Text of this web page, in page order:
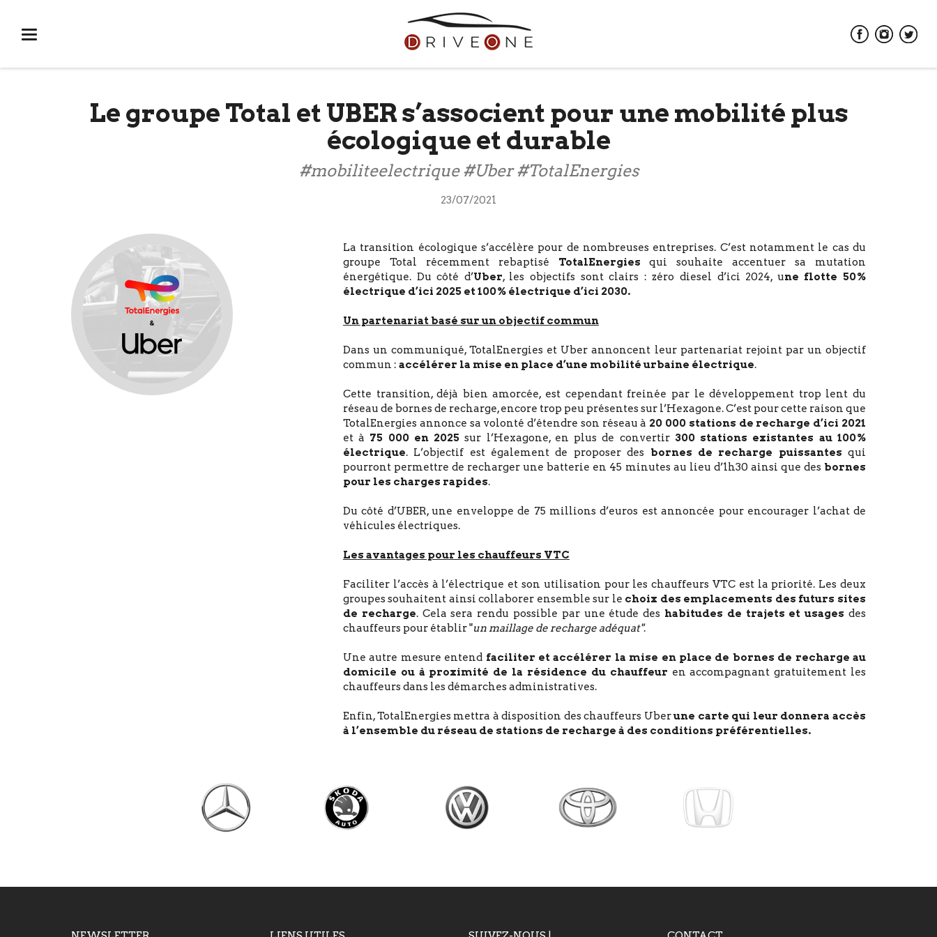
Ouvrir
Le groupe Total et UBER s’associent pour une mobilité plus
écologique et durable
#mobiliteelectrique #Uber #TotalEnergies
23/07/2021
La transition écologique s’accélère pour de nombreuses entreprises. C’est notamment le cas du
groupe Total récemment rebaptisé TotalEnergies qui souhaite accentuer sa mutation
énergétique. Du côté d’Uber, les objectifs sont clairs : zéro diesel d’ici 2024, une flotte 50%
électrique d’ici 2025 et 100% électrique d’ici 2030.
Un partenariat basé sur un objectif commun
Dans un communiqué, TotalEnergies et Uber annoncent leur partenariat rejoint par un objectif
commun : accélérer la mise en place d’une mobilité urbaine électrique.
Cette transition, déjà bien amorcée, est cependant freinée par le développement trop lent du
réseau de bornes de recharge, encore trop peu présentes sur l’Hexagone. C’est pour cette raison que
TotalEnergies annonce sa volonté d’étendre son réseau à 20 000 stations de recharge d’ici 2021
et à 75 000 en 2025 sur l’Hexagone, en plus de convertir 300 stations existantes au 100%
électrique. L’objectif est également de proposer des bornes de recharge puissantes qui
pourront permettre de recharger une batterie en 45 minutes au lieu d’1h30 ainsi que des bornes
pour les charges rapides.
Du côté d’UBER, une enveloppe de 75 millions d’euros est annoncée pour encourager l’achat de
véhicules électriques.
Les avantages pour les chauffeurs VTC
Faciliter l’accès à l’électrique et son utilisation pour les chauffeurs VTC est la priorité. Les deux
groupes souhaitent ainsi collaborer ensemble sur le choix des emplacements des futurs sites
de recharge. Cela sera rendu possible par une étude des habitudes de trajets et usages des
chauffeurs pour établir "un maillage de recharge adéquat".
Une autre mesure entend faciliter et accélérer la mise en place de bornes de recharge au
domicile ou à proximité de la résidence du chauffeur en accompagnant gratuitement les
chauffeurs dans les démarches administratives.
Enfin, TotalEnergies mettra à disposition des chauffeurs Uberune carte qui leur donnera accès
à l’ensemble du réseau de stations de recharge à des conditions préférentielles.